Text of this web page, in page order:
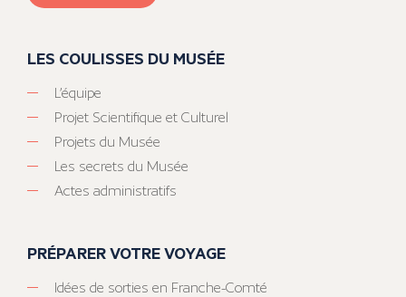
LES COULISSES DU MUSÉE
L’équipe
Projet Scientifique et Culturel
Projets du Musée
Les secrets du Musée
Actes administratifs
PRÉPARER VOTRE VOYAGE
Idées de sorties en Franche-Comté